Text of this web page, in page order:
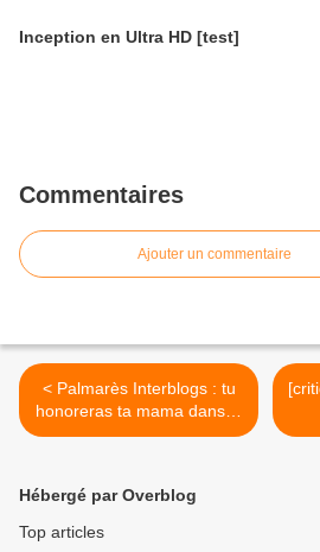
Inception en Ultra HD [test]
Commentaires
Ajouter un commentaire
< Palmarès Interblogs : tu
honoreras ta mama dans la
brume...
Hébergé par Overblog
Top articles